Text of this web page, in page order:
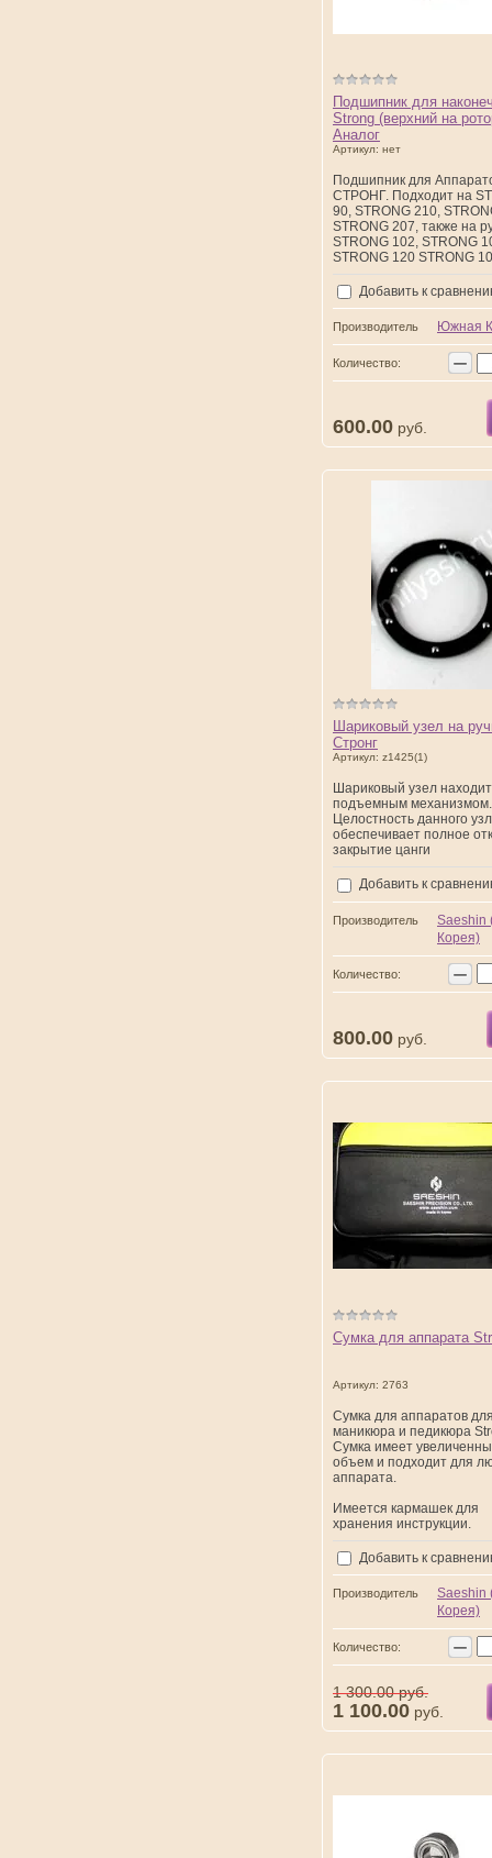
Подшипник для
Strong (верхний на
Аналог
Артикул: нет
Подшипник для
СТРОНГ. Подходит на
90, STRONG 210,
STRONG 207, также на
STRONG 102, STRONG
STRONG 120 STRONG
Добавить к
Производитель Южная
Количество: −
600.00 руб.
Шариковый узел на
Стронг
Артикул: z1425(1)
Шариковый узел
подъемным механизмом.
Целостность данного
обеспечивает полное
закрытие цанги
Добавить к
Производитель
Корея)
Количество: −
800.00 руб.
Сумка для аппарата
Артикул: 2763
Сумка для аппаратов
маникюра и педикюра
Сумка имеет
объем и подходит для
аппарата.
Имеется кармашек для
хранения инструкции.
Добавить к
Производитель
Корея)
Количество: −
1 300.00руб.
1 100.00 руб.